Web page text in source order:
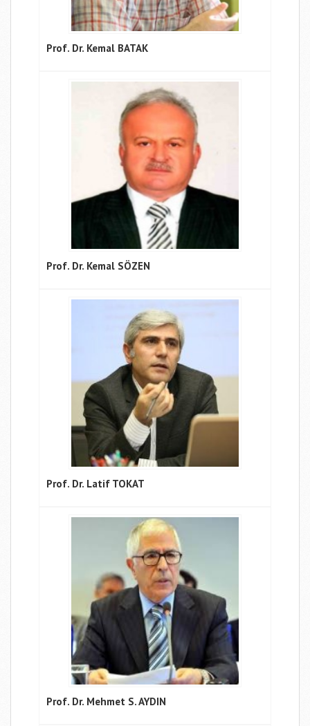
Prof. Dr. Kemal BATAK
Prof. Dr. Kemal SÖZEN
Prof. Dr. Latif TOKAT
Prof. Dr. Mehmet S. AYDIN